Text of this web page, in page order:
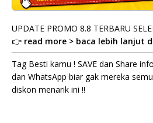
UPDATE PROMO 8.8 TERBARU
👉 read more > baca lebih lanjut
Tag Besti kamu ! SAVE dan Share
dan WhatsApp biar gak mereka
diskon menarik ini !!